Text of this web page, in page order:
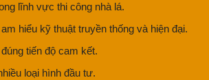
lĩnh vực thi công nhà lá.
am hiểu kỹ thuật truyền thống và hiện đại.
đúng tiến độ cam kết.
loại hình đầu tư.